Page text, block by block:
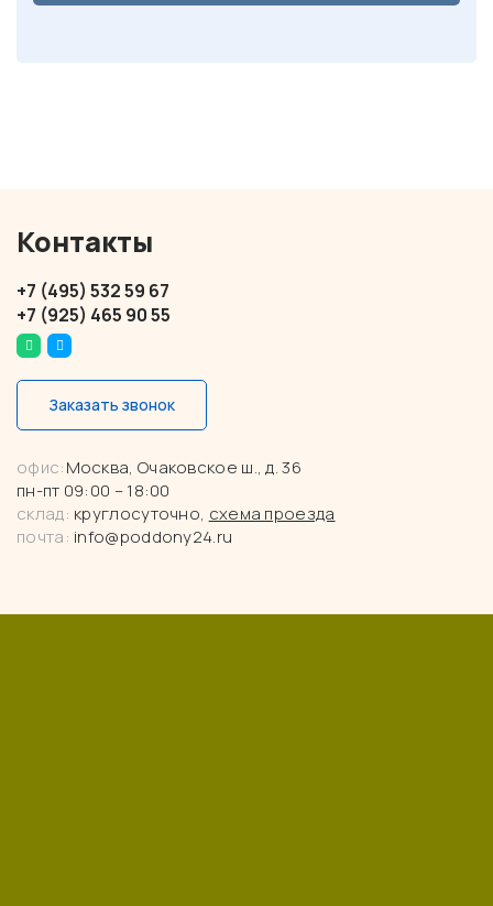
Контакты
+7 (495) 532 59 67
+7 (925) 465 90 55
Заказать звонок
офис:Москва, Очаковское ш., д. 36
пн-пт 09:00 – 18:00
склад: круглосуточно, схема проезда
почта: info@poddony24.ru